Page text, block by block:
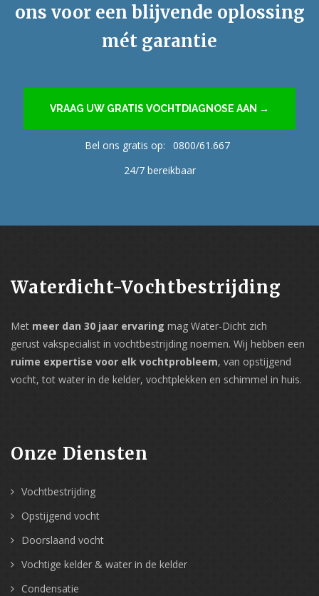
ons voor een blijvende oplossing
mét garantie
VRAAG UW GRATIS VOCHTDIAGNOSE AAN →
Bel ons gratis op:
0800/61.667
24/7 bereikbaar
Waterdicht-Vochtbestrijding
Met meer dan 30 jaar ervaring mag Water-Dicht zich
gerust vakspecialist in vochtbestrijding noemen. Wij hebben een
ruime expertise voor elk vochtprobleem, van opstijgend
vocht, tot water in de kelder, vochtplekken en schimmel in huis.
Onze Diensten
Vochtbestrijding
Opstijgend vocht
Doorslaand vocht
Vochtige kelder & water in de kelder
Condensatie